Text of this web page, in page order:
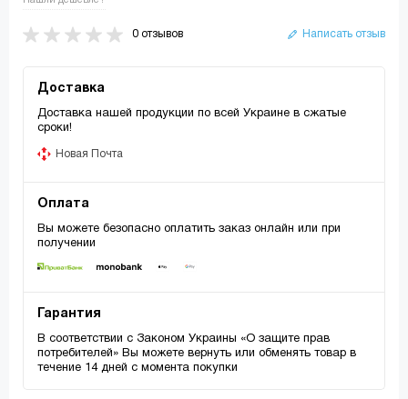
0 отзывов Написать отзыв
Доставка
Доставка нашей продукции по всей Украине в сжатые
сроки!
Новая Почта
Оплата
Вы можете безопасно оплатить заказ онлайн или при
получении
Гарантия
В соответствии с Законом Украины «О защите прав
потребителей» Вы можете вернуть или обменять товар в
течение 14 дней с момента покупки